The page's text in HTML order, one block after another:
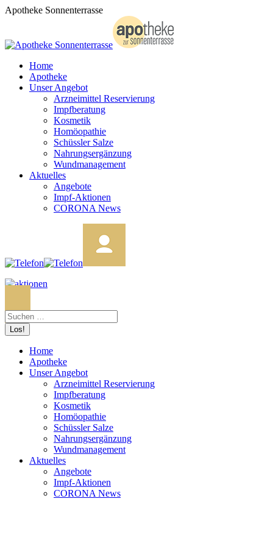
Zum
Apotheke Sonnenterrasse
Home
Apotheke
Unser Angebot
Arzneimittel Reservierung
Impfberatung
Kosmetik
Homöopathie
Schüssler Salze
Nahrungsergänzung
Wundmanagement
Aktuelles
Angebote
Impf-Aktionen
CORONA News
Home
Apotheke
Unser Angebot
Arzneimittel Reservierung
Impfberatung
Kosmetik
Homöopathie
Schüssler Salze
Nahrungsergänzung
Wundmanagement
Aktuelles
Angebote
Impf-Aktionen
CORONA News